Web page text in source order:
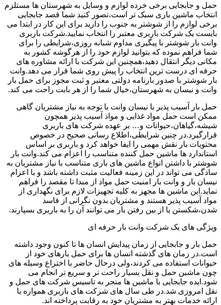
حمل و جابجایی برخی خرده لوازم و وسایل به شهرستان ها مستلزم
انتخاب ماشین باری سبک تر است،تصور کنید شما قصد جابجایی
برخی لوازم را از شوشتر به جنوب را دارید برای این کار در ابتدا می
بایست یک شرکت باربری معتبر را انتخاب نمایید.شرکت باربری
وانت بار شوشتر با پیگیری مداوم شبانه روزی،شرایطی را برای
شما فراهم نموده که بتوانید لوازم خود را از هرگوشه کشور به
مکانی دیگر انتقال دهید،همچنین این شرکت با ارائه مشاوره های
حرفه ای درست ترین انتخاب را پیش روی شما قرار می دهد.وانت
بار شوشتر با صدور بارنامه دولتی معتبر و ثبت مجوز برای حمل بار
وانت و نیسان به شهرستان،خیال شما را از هر بابت راحت می کند.
حمل بار آسیب پذیر با نیسان وانت با توجه به نیاز مشتریان گاهی
ممکن است حمل مواد غذایی و مواد آسیب پذیر همچون
شیشه،گیاهان،حیوانات و… بر عهده شرکت های باربری
قرارگیرد.در چنین شرایطی،اطلاع رسانی صحیح در خصوص
محتویات بار نقش مهمی را ایفا خواهد کرد و باربری بر اساس
استاندارد ها ماشین حمل کننده متناسب را اعزام می کند.وانت بار
شوشتر با داشتن انواع ماشین های باری متناسب با نیاز مشتریان به
سادگی می تواند در این زمینه فعالیت مثبت داشته باشد و با اعزام
نیسان بار و وانت بار امنیت حمل مواد از مبدا تا مقصد را فراهم
نماید.این ماشین ها مجهز به کلیه تجهیزات لازم برای نگهداری از
مواد آسیب پذیر هستند و مشتریان بدون نگرانی از فاسد
شدن،شکستن یا از بین رفتن بار می توانند آن را به باربری بسپارند.
ویژگی های یک شرکت وانت بار حرفه ای
حمل بار و جابجایی از زمان پیدایش انسان ها تا کنون وجود داشته
است.در زمان های گذشته انسان ها برای حمل بارهای خود از
حیوانات استفاده می کردند،ولی درحال حاضر با اختراع وسیله های
چون ماشین حمل و نقل بسیار راحت تر و سریع تر انجام می
شود.ایده جابجایی با ماشین ها منجر به تاسیس شرکت های حمل و
نقل امروزی شد.در طی سال های شرکت های باربری همواره با
ارائه خدمات بهتر به مشتریان خود به رقابت پرداخته اند.